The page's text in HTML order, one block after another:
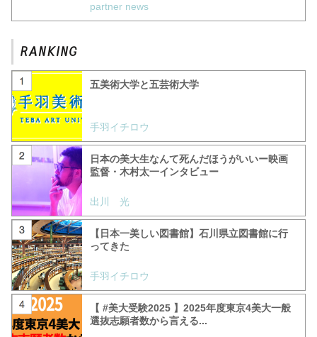
partner news
五美術大学と五芸術大学
手羽イチロウ
日本の美大生なんて死んだほうがいいー映画
監督・木村太一インタビュー
出川 光
【日本一美しい図書館】石川県立図書館に行
ってきた
手羽イチロウ
【 #美大受験2025 】2025年度東京4美大一般
選抜志願者数から言える...